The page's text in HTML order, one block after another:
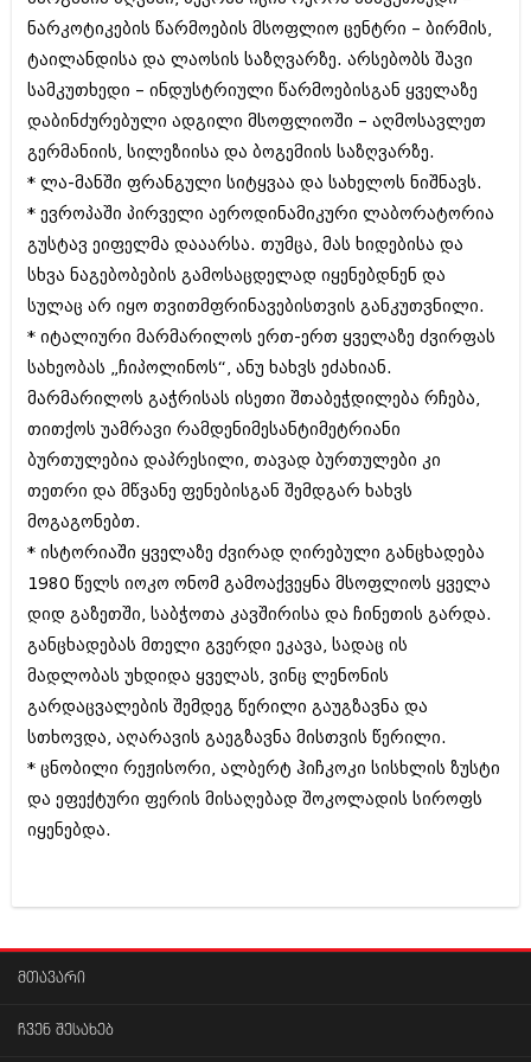
კულინარია
ავტორჩევები
ბელადები
ბიზნესსიახლეები
გვარები
თემიდას სასწორი
იუმორი
კალეიდოსკოპი
ჰოროსკოპი და შეუცნობელი
რომანი და დეტექტივი
სახალისო ამბები
შოუბიზნესი
დაიჯესტი
ქალი და მამაკაცი
ისტორია
სხვადასხვა
ანონსი
იანვარი 2018 (215)
ბიზნესსიახლეები
გვარები
თემიდას სასწორი
იუმორი
კალეიდოსკოპი
ჰოროსკოპი და შეუცნობელი
კრიმინალი
რომანი და დეტექტივი
სახალისო ამბები
შოუბიზნესი
დაიჯესტი
ქალი და მამაკაცი
ისტორია
სხვადასხვა
ანონსი
არქივი
ნოემბერი 2020 (103)
ოქტომბერი 2020 (209)
აგვისტო 2020 (249)
ნარკოტიკების წარმოების მსოფლიო ცენტრი – ბირმის,
ტაილანდისა და ლაოსის საზღვარზე. არსებობს შავი
სამკუთხედი – ინდუსტრიული წარმოებისგან ყველაზე
დაბინძურებული ადგილი მსოფლიოში – აღმოსავლეთ
გერმანიის, სილეზიისა და ბოგემიის საზღვარზე.
* ლა-მანში ფრანგული სიტყვაა და სახელოს ნიშნავს.
* ევროპაში პირველი აეროდინამიკური ლაბორატორია
გუსტავ ეიფელმა დააარსა. თუმცა, მას ხიდებისა და
სხვა ნაგებობების გამოსაცდელად იყენებდნენ და
სულაც არ იყო თვითმფრინავებისთვის განკუთვნილი.
* იტალიური მარმარილოს ერთ-ერთ ყველაზე ძვირფას
სახეობას „ჩიპოლინოს“, ანუ ხახვს ეძახიან.
მარმარილოს გაჭრისას ისეთი შთაბეჭდილება რჩება,
თითქოს უამრავი რამდენიმესანტიმეტრიანი
ბურთულებია დაპრესილი, თავად ბურთულები კი
თეთრი და მწვანე ფენებისგან შემდგარ ხახვს
მოგაგონებთ.
* ისტორიაში ყველაზე ძვირად ღირებული განცხადება
1980 წელს იოკო ონომ გამოაქვეყნა მსოფლიოს ყველა
დიდ გაზეთში, საბჭოთა კავშირისა და ჩინეთის გარდა.
განცხადებას მთელი გვერდი ეკავა, სადაც ის
მადლობას უხდიდა ყველას, ვინც ლენონის
გარდაცვალების შემდეგ წერილი გაუგზავნა და
სთხოვდა, აღარავის გაეგზავნა მისთვის წერილი.
* ცნობილი რეჟისორი, ალბერტ ჰიჩკოკი სისხლის ზუსტი
და ეფექტური ფერის მისაღებად შოკოლადის სიროფს
იყენებდა.
მთავარი
ჩვენ შესახებ